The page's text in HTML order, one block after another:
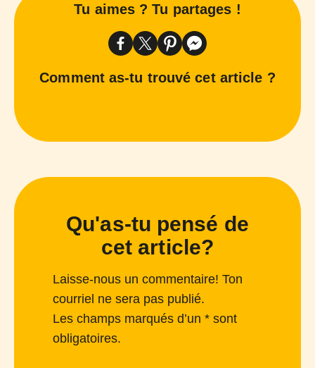
Tu aimes ? Tu partages !
Comment as-tu trouvé cet article ?
Qu'as-tu pensé de
cet article?
Laisse-nous un commentaire! Ton
courriel ne sera pas publié.
Les champs marqués d’un * sont
obligatoires.